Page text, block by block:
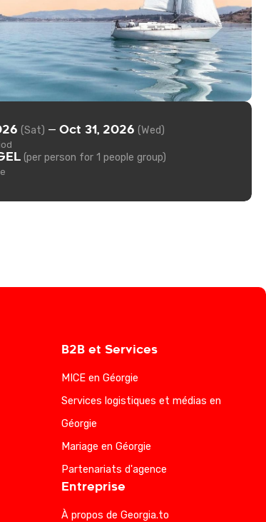
(Sat) —Oct 31, 2026 (Wed)
(per person for 1 people group)
B2B et Services
MICE en Géorgie
Services logistiques et médias en
Géorgie
Mariage en Géorgie
Partenariats d'agence
Entreprise
À propos de Georgia.to